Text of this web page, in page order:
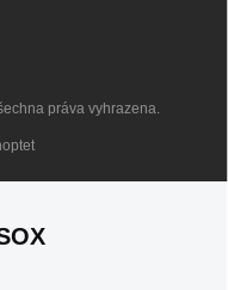
práva vyhrazena.